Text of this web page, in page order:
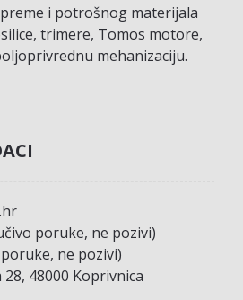
i potrošnog materijala
trimere, Tomos motore,
mehanizaciju.
poruke, ne pozivi)
ne pozivi)
48000 Koprivnica